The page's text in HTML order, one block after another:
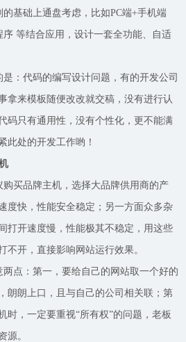
基础上通盘考虑，比如PC端+手机端
序 等结合应用，设计一套全功能、自适
：代码的编写设计问题，有的开发公司
拿来模板随便改改就交稿，没有进行认
码只有通用性，没有个性化，更不能满
此处的开发工作哟！
购买品牌主机，选择大品牌供用商的产
度快，性能安全稳定；另一方面众多杂
打开速度慢，性能极其不稳定，用这些
不开，直接影响网站运行效果。
点：第一，要给自己的网站取一个好的
朗朗上口，且与自己的公司相关联；第
时，一定要重视“所有权”的问题，老板
源。